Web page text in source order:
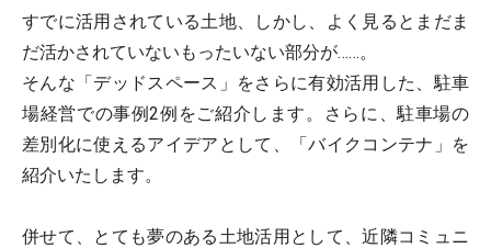
すでに活用されている土地、しかし、よく見るとまだま
だ活かされていないもったいない部分が……。
そんな「デッドスペース」をさらに有効活用した、駐車
場経営での事例2例をご紹介します。さらに、駐車場の
差別化に使えるアイデアとして、「バイクコンテナ」を
紹介いたします。
併せて、とても夢のある土地活用として、近隣コミュニ